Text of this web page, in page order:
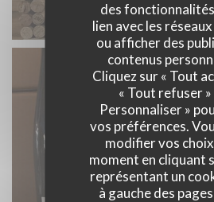
des fonctionnalités
lien avec les
ou afficher des
contenus
Cliquez sur « Tout
« Tout refuser »
Personnaliser »
vos préférences.
modifier vos
moment en cliquant
représentant un
à gauche des